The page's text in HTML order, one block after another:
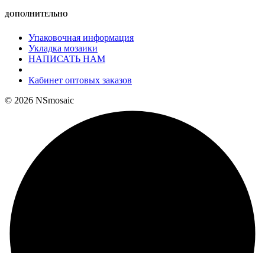
ДОПОЛНИТЕЛЬНО
Упаковочная информация
Укладка мозаики
НАПИСАТЬ НАМ
Кабинет оптовых заказов
© 2026 NSmosaic